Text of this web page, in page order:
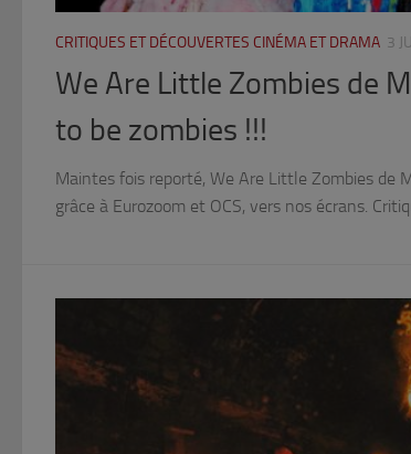
CRITIQUES ET DÉCOUVERTES CINÉMA ET DRAMA 3
We Are Little Zombies de
to be zombies !!!
Maintes fois reporté, We Are Little Zombies de
grâce à Eurozoom et OCS, vers nos écrans.